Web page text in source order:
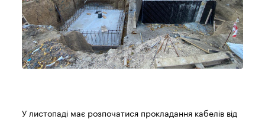
У листопаді має розпочатися прокладання кабелів від